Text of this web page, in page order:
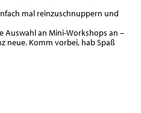
mal reinzuschnuppern und
Auswahl an Mini-Workshops an –
neue. Komm vorbei, hab Spaß